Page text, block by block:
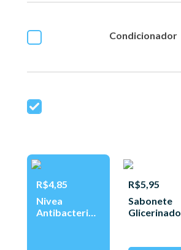
Condicionador
R$4,85
Nivea
Antibacterian
R$5,95
Sabonete
Glicerinado